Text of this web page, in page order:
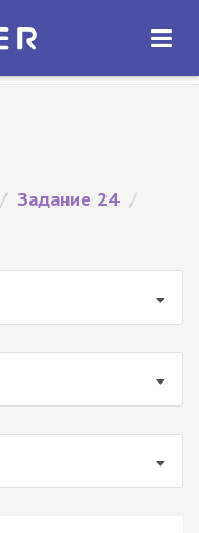
ОТКРЫТЬ
/ Задание 24 /